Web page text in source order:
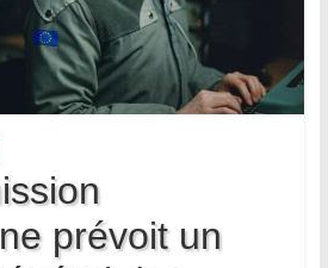
prévoit un